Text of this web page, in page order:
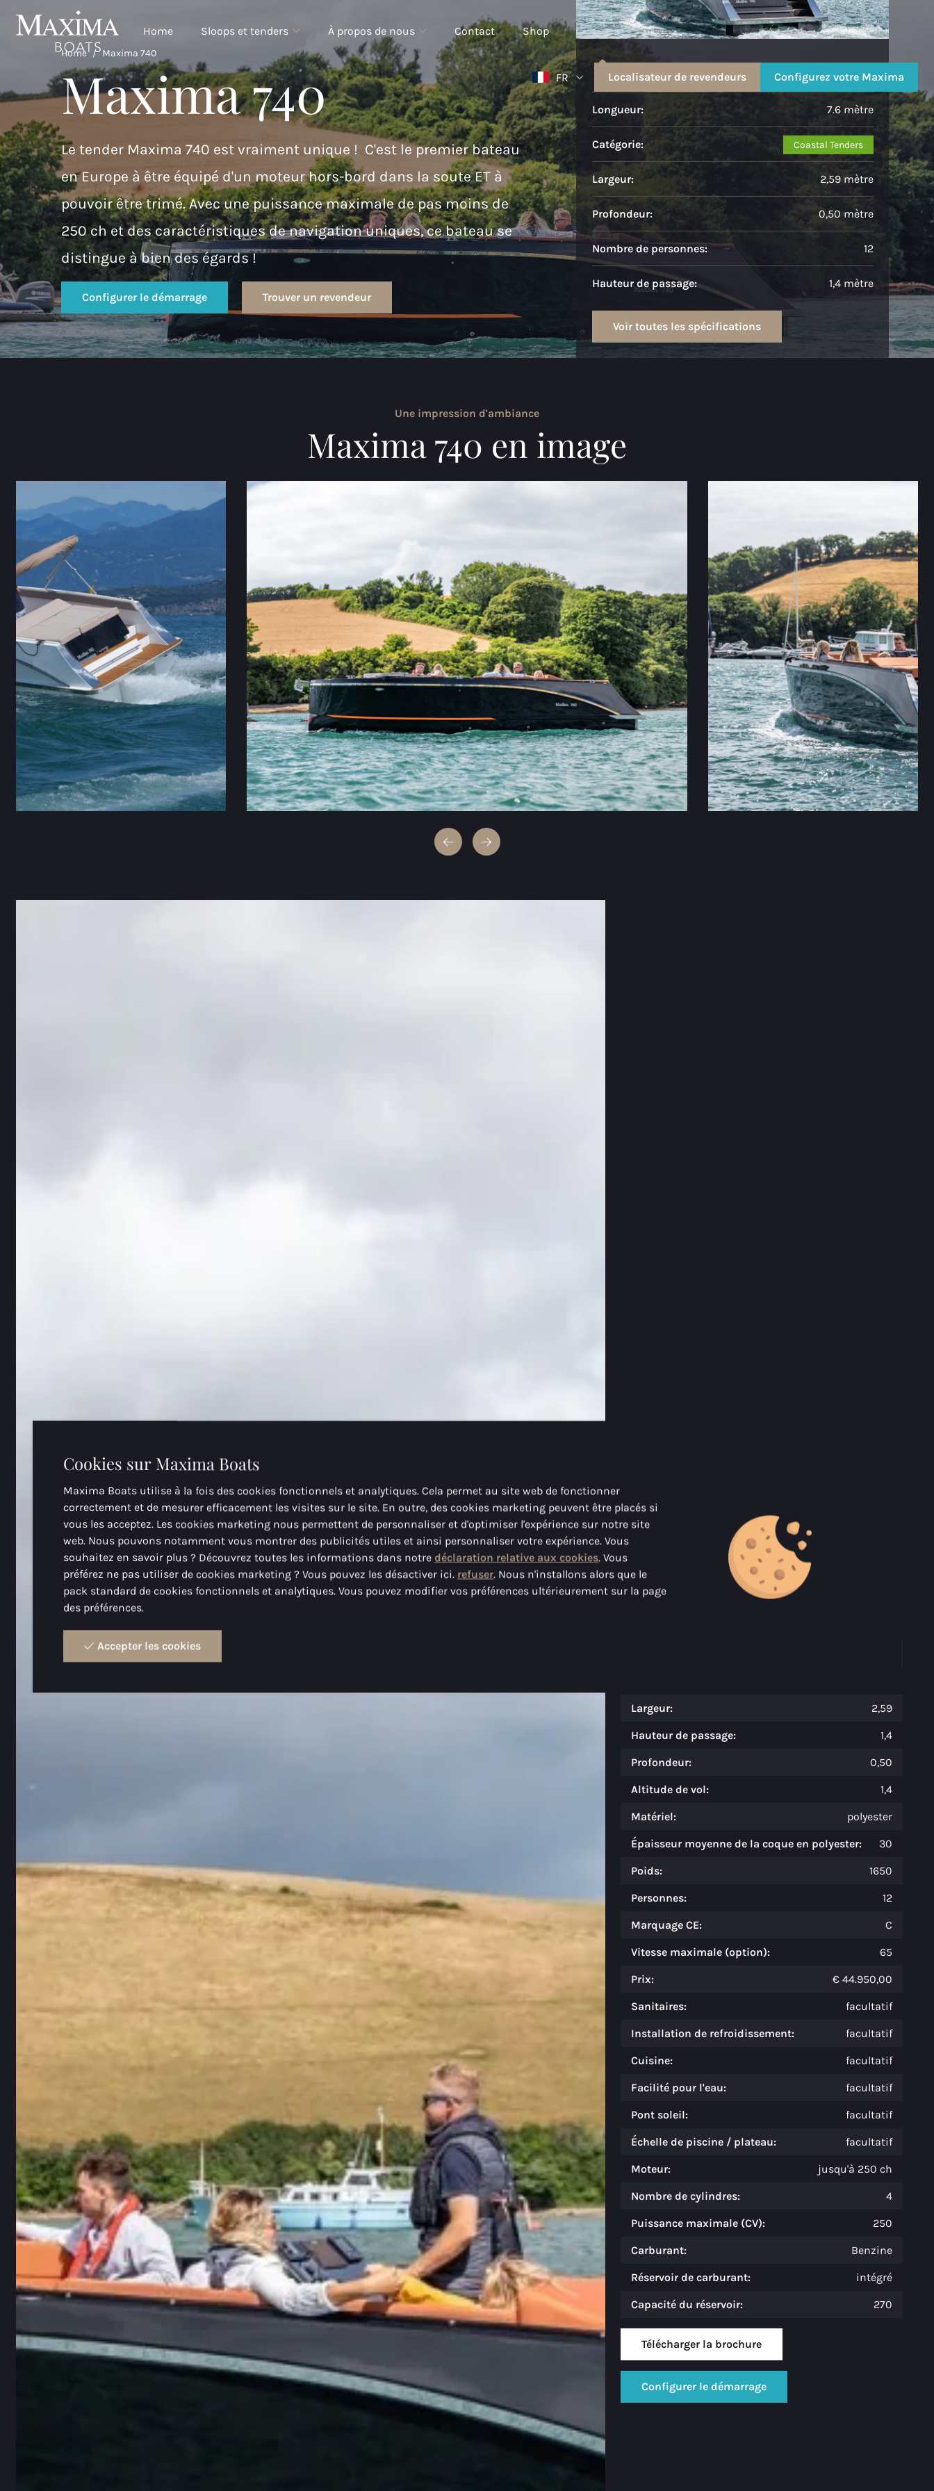
Home Sloops et tenders À propos de nous Contact Shop
FR Localisateur de revendeurs Configurez votre Maxima
Home / Maxima 740
Maxima 740
Le tender Maxima 740 est vraiment unique ! C'est le premier bateau
en Europe à être équipé d'un moteur hors-bord dans la soute ET à
pouvoir être trimé. Avec une puissance maximale de pas moins de
250 ch et des caractéristiques de navigation uniques, ce bateau se
distingue à bien des égards !
Configurer le démarrage Trouver un revendeur
Maxima 740
Longueur: 7.6 mètre
Catégorie: Coastal Tenders
Largeur: 2,59 mètre
Profondeur: 0,50 mètre
Nombre de personnes: 12
Hauteur de passage: 1,4 mètre
Voir toutes les spécifications
Une impression d'ambiance
Maxima 740 en image
À propos de Maxima 740
Largeur: 2,59
Hauteur de passage: 1,4
Profondeur: 0,50
Altitude de vol: 1,4
Matériel: polyester
Épaisseur moyenne de la coque en polyester: 30
Poids: 1650
Personnes: 12
Marquage CE: C
Vitesse maximale (option): 65
Prix: € 44.950,00
Sanitaires: facultatif
Installation de refroidissement: facultatif
Cuisine: facultatif
Facilité pour l'eau: facultatif
Pont soleil: facultatif
Échelle de piscine / plateau: facultatif
Moteur: jusqu'à 250 ch
Nombre de cylindres: 4
Puissance maximale (CV): 250
Carburant: Benzine
Réservoir de carburant: intégré
Capacité du réservoir: 270
Télécharger la brochure
Configurer le démarrage
Cookies sur Maxima Boats
Maxima Boats utilise à la fois des cookies fonctionnels et analytiques. Cela permet au site web de fonctionner
correctement et de mesurer efficacement les visites sur le site. En outre, des cookies marketing peuvent être placés si
vous les acceptez. Les cookies marketing nous permettent de personnaliser et d'optimiser l'expérience sur notre site
web. Nous pouvons notamment vous montrer des publicités utiles et ainsi personnaliser votre expérience. Vous
souhaitez en savoir plus ? Découvrez toutes les informations dans notre déclaration relative aux cookies. Vous
préférez ne pas utiliser de cookies marketing ? Vous pouvez les désactiver ici. refuser. Nous n'installons alors que le
pack standard de cookies fonctionnels et analytiques. Vous pouvez modifier vos préférences ultérieurement sur la page
des préférences.
Accepter les cookies